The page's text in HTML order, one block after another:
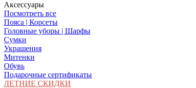
Аксессуары
Посмотреть все
Пояса | Корсеты
Головные уборы | Шарфы
Сумки
Украшения
Митенки
Обувь
Подарочные сертификаты
ЛЕТНИЕ СКИДКИ